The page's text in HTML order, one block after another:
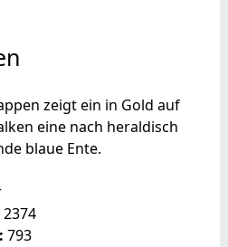
zeigt ein in Gold auf
eine nach heraldisch
blaue Ente.
2374
793